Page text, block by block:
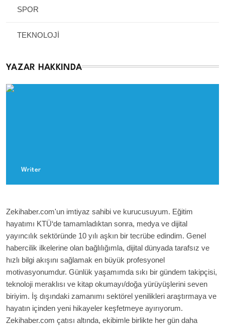
SPOR
TEKNOLOJİ
YAZAR HAKKINDA
Writer
Zekihaber.com'un imtiyaz sahibi ve kurucusuyum. Eğitim
hayatımı KTÜ‘de tamamladıktan sonra, medya ve dijital
yayıncılık sektöründe 10 yılı aşkın bir tecrübe edindim. Genel
habercilik ilkelerine olan bağlılığımla, dijital dünyada tarafsız ve
hızlı bilgi akışını sağlamak en büyük profesyonel
motivasyonumdur. Günlük yaşamımda sıkı bir gündem takipçisi,
teknoloji meraklısı ve kitap okumayı/doğa yürüyüşlerini seven
biriyim. İş dışındaki zamanımı sektörel yenilikleri araştırmaya ve
hayatın içinden yeni hikayeler keşfetmeye ayırıyorum.
Zekihaber.com çatısı altında, ekibimle birlikte her gün daha